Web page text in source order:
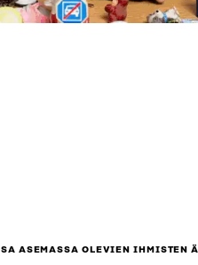
ASEMASSA OLEVIEN IHMISTEN